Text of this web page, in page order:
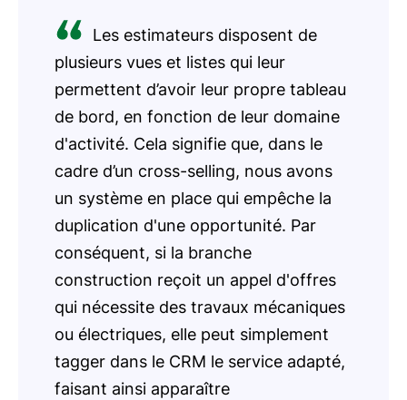
Les estimateurs disposent de
plusieurs vues et listes qui leur
permettent d’avoir leur propre tableau
de bord, en fonction de leur domaine
d'activité. Cela signifie que, dans le
cadre d’un cross-selling, nous avons
un système en place qui empêche la
duplication d'une opportunité. Par
conséquent, si la branche
construction reçoit un appel d'offres
qui nécessite des travaux mécaniques
ou électriques, elle peut simplement
tagger dans le CRM le service adapté,
faisant ainsi apparaître